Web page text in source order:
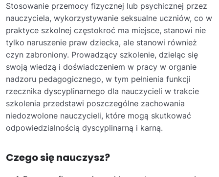
Stosowanie przemocy fizycznej lub psychicznej przez
nauczyciela, wykorzystywanie seksualne uczniów, co w
praktyce szkolnej częstokroć ma miejsce, stanowi nie
tylko naruszenie praw dziecka, ale stanowi również
czyn zabroniony. Prowadzący szkolenie, dzieląc się
swoją wiedzą i doświadczeniem w pracy w organie
nadzoru pedagogicznego, w tym pełnienia funkcji
rzecznika dyscyplinarnego dla nauczycieli w trakcie
szkolenia przedstawi poszczególne zachowania
niedozwolone nauczycieli, które mogą skutkować
odpowiedzialnością dyscyplinarną i karną.
Czego się nauczysz?